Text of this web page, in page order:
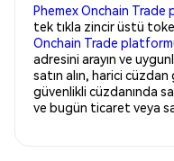
Phemex Onchain Trade
tek tıkla zincir üstü
Onchain Trade
adresini arayın ve
satın alın, harici
güvenlikli cüzdanında
ve bugün ticaret veya